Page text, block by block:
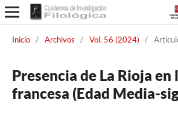
Inicio / Archivos / Vol. 56 (2024) /
Presencia de La Rioja
francesa (Edad Media-